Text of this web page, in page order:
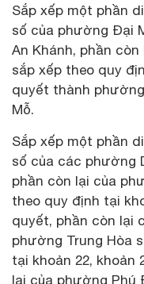
Sắp xếp một phần
số của phường Đại
An Khánh, phần
sắp xếp theo quy
quyết thành
Mỗ.
Sắp xếp một phần
số của các phường
phần còn lại của
theo quy định tại
quyết, phần còn lại
phường Trung Hòa
tại khoản 22, khoản
lại của phường Phú